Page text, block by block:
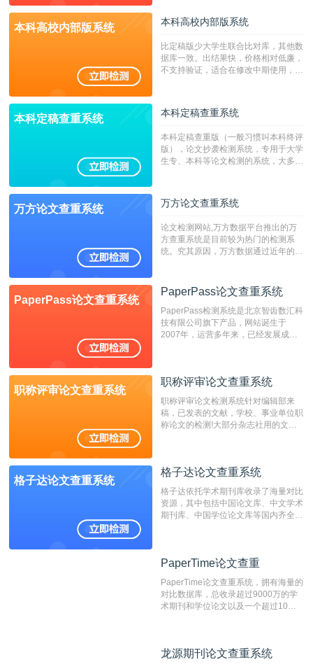
本科高校内部版系统 本科高校内部版系统
比定稿版少大学生联合比对库，其他数
据库一致。出结果快，价格相对低廉，
不支持验证，适合在修改中期使用，定
本科定稿查重系统 本科定稿查重系统
本科定稿查重版（一般习惯叫本科终评
版），论文抄袭检测系统，专用于大学
生专、本科等论文检测的系统，大多数
万方论文查重系统 万方论文查重系统
论文检测网站,万方数据平台推出的万
方查重系统是目前较为热门的检测系
统。究其原因，万方数据通过近年的发
检测系统，其真实性和权威性无可厚
非。其次，相对于知网而言，万方检测
费用少，上手容易，是学生初次论文查
重的推荐系统。
PaperPass论文查重系统
PaperPass论文查重系统
PaperPass检测系统是北京智齿数汇科
技有限公司旗下产品，网站诞生于
2007年，运营多年来，已经发展成为
检测速度快、精度高，市场反映良好。
职称评审论文查重系统
职称评审论文查重系统
职称评审论文检测系统针对编辑部来
稿，已发表的文献，学校、事业单位职
称论文的检测!大部分杂志社用的文献
编辑部检测来稿和已发表的文献,检测
测时注意填写第一作者,才能排除已发
表文献复制比。（限制字符数1万）
格子达论文查重系统
格子达论文查重系统
格子达依托学术期刊库收录了海量对比
资源，其中包括中国论文库、中文学术
期刊库、中国学位论文库等国内齐全的
系统，可检测中文、英文两种语言的论
PaperTime论文查重
PaperTime论文查重系统，拥有海量的
对比数据库，总收录超过9000万的学
术期刊和学位论文以及一个超过10亿
对，利用指纹索引快速而精准地在云检
龙源期刊论文查重系统